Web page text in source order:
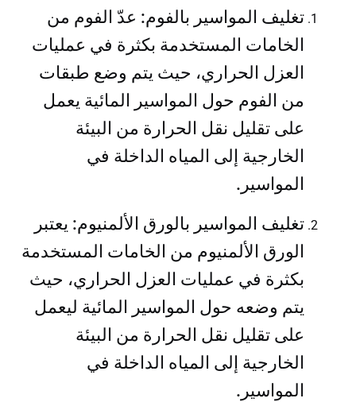
تغليف المواسير بالفوم: عدّ الفوم من
الخامات المستخدمة بكثرة في عمليات
العزل الحراري، حيث يتم وضع طبقات
من الفوم حول المواسير المائية يعمل
على تقليل نقل الحرارة من البيئة
الخارجية إلى المياه الداخلة في
المواسير.
تغليف المواسير بالورق الألمنيوم: يعتبر
الورق الألمنيوم من الخامات المستخدمة
بكثرة في عمليات العزل الحراري، حيث
يتم وضعه حول المواسير المائية ليعمل
على تقليل نقل الحرارة من البيئة
الخارجية إلى المياه الداخلة في
المواسير.